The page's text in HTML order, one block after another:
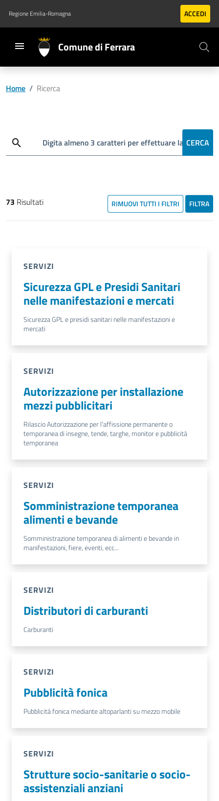
Vai al contenuto principale
Vai al footer
Regione Emilia-Romagna ACCEDI
Comune di Ferrara
Home / Ricerca
Digita almeno 3 caratteri per effettuare la ricerca
CERCA
73 Risultati RIMUOVI TUTTI I FILTRI FILTRA
SERVIZI
Sicurezza GPL e Presidi Sanitari
nelle manifestazioni e mercati
Sicurezza GPL e presidi sanitari nelle manifestazioni e
mercati
SERVIZI
Autorizzazione per installazione
mezzi pubblicitari
Rilascio Autorizzazione per l'affissione permanente o
temporanea di insegne, tende, targhe, monitor e pubblicità
temporanea
SERVIZI
Somministrazione temporanea
alimenti e bevande
Somministrazione temporanea di alimenti e bevande in
manifestazioni, fiere, eventi, ecc...
SERVIZI
Distributori di carburanti
Carburanti
SERVIZI
Pubblicità fonica
Pubblicità fonica mediante altoparlanti su mezzo mobile
SERVIZI
Strutture socio-sanitarie o socio-
assistenziali anziani